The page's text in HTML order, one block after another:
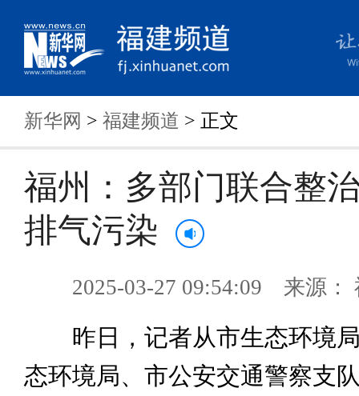
新华网 > 福建频道 > 正文
福州：多部门联合整
排气污染
2025-03-27 09:54:09 来源：
昨日，记者从市生态环境局
态环境局、市公安交通警察支